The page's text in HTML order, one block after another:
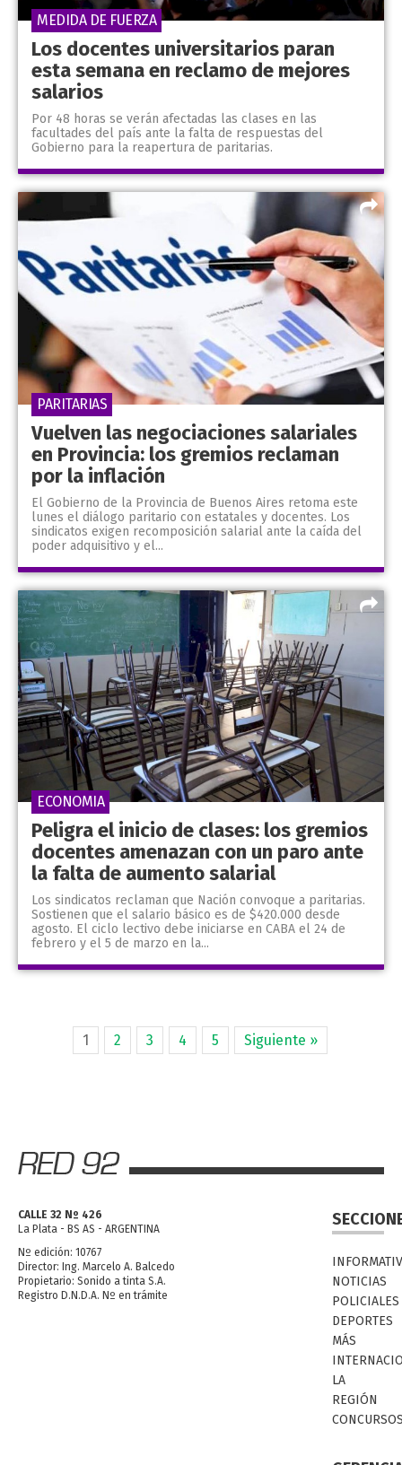
Los docentes universitarios paran
esta semana en reclamo de mejores
salarios
Por 48 horas se verán afectadas las clases en las
facultades del país ante la falta de respuestas del
Gobierno para la reapertura de paritarias.
MEDIDA DE FUERZA
Vuelven las negociaciones salariales
en Provincia: los gremios reclaman
por la inflación
El Gobierno de la Provincia de Buenos Aires retoma este
lunes el diálogo paritario con estatales y docentes. Los
sindicatos exigen recomposición salarial ante la caída del
poder adquisitivo y el...
PARITARIAS
Peligra el inicio de clases: los gremios
docentes amenazan con un paro ante
la falta de aumento salarial
Los sindicatos reclaman que Nación convoque a paritarias.
Sostienen que el salario básico es de $420.000 desde
agosto. El ciclo lectivo debe iniciarse en CABA el 24 de
febrero y el 5 de marzo en la...
ECONOMIA
1 2 3 4 5 Siguiente »
CALLE 32 Nº 426
La Plata - BS AS - ARGENTINA
Nº edición: 10767
Director: Ing. Marcelo A. Balcedo
Propietario: Sonido a tinta S.A.
Registro D.N.D.A. Nº en trámite
NOTICIAS
POLICIALES
DEPORTES
MÁS
LA
REGIÓN